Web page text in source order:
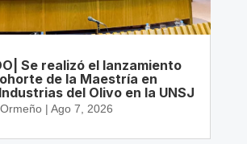
Se realizó el lanzamiento
de la Maestría en
del Olivo en la UNSJ
| Ago 7, 2026